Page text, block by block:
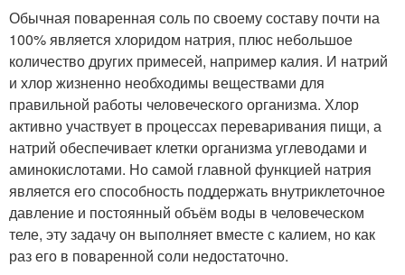
Обычная поваренная соль по своему составу почти на
100% является хлоридом натрия, плюс небольшое
количество других примесей, например калия. И натрий
и хлор жизненно необходимы веществами для
правильной работы человеческого организма. Хлор
активно участвует в процессах переваривания пищи, а
натрий обеспечивает клетки организма углеводами и
аминокислотами. Но самой главной функцией натрия
является его способность поддержать внутриклеточное
давление и постоянный объём воды в человеческом
теле, эту задачу он выполняет вместе с калием, но как
раз его в поваренной соли недостаточно.